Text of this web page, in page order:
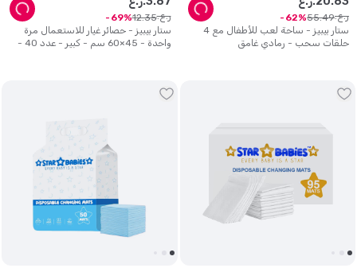
ستار بيبيز - ساحة لعب للأطفال مع 4
حلقات سحب - رمادي غامق
ر.ع. 55.49
62
ستار بيبيز - حصائر غيار للاستعمال مرة
واحدة - 45×60 سم - كبير - عدد 40 -
ر.ع. 12.35
69